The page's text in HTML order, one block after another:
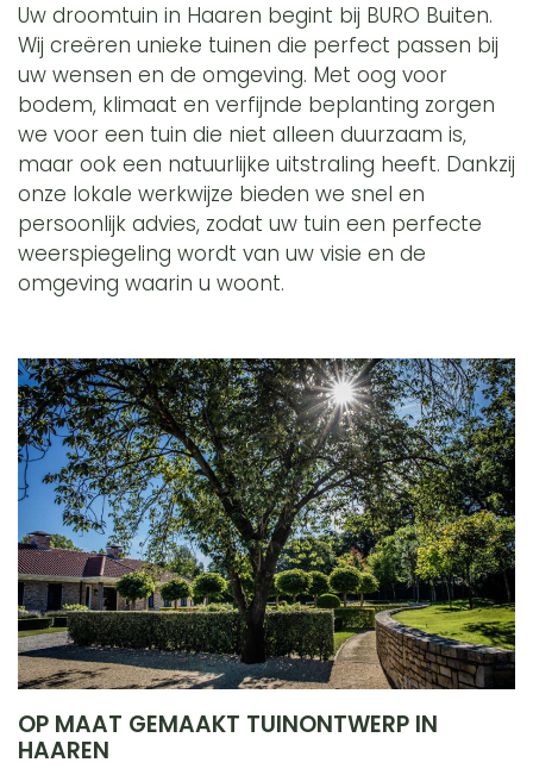
Uw droomtuin in Haaren begint bij BURO Buiten.
Wij creëren unieke tuinen die perfect passen bij
uw wensen en de omgeving. Met oog voor
bodem, klimaat en verfijnde beplanting zorgen
we voor een tuin die niet alleen duurzaam is,
maar ook een natuurlijke uitstraling heeft. Dankzij
onze lokale werkwijze bieden we snel en
persoonlijk advies, zodat uw tuin een perfecte
weerspiegeling wordt van uw visie en de
omgeving waarin u woont.
OP MAAT GEMAAKT TUINONTWERP IN
HAAREN